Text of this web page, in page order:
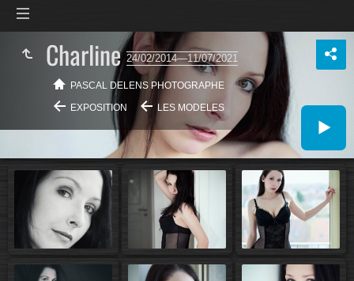
Charline24/02/2014—11/07/2021
PASCAL DELENS PHOTOGRAPHE
EXPOSITION
LES MODELES